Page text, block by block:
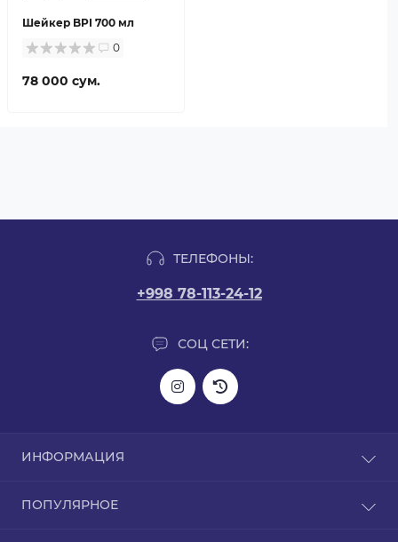
Шейкер BPI 700 мл
0
78 000 сум.
ТЕЛЕФОНЫ:
+998 78-113-24-12
СОЦ СЕТИ:
ИНФОРМАЦИЯ
О нас
ПОПУЛЯРНОЕ